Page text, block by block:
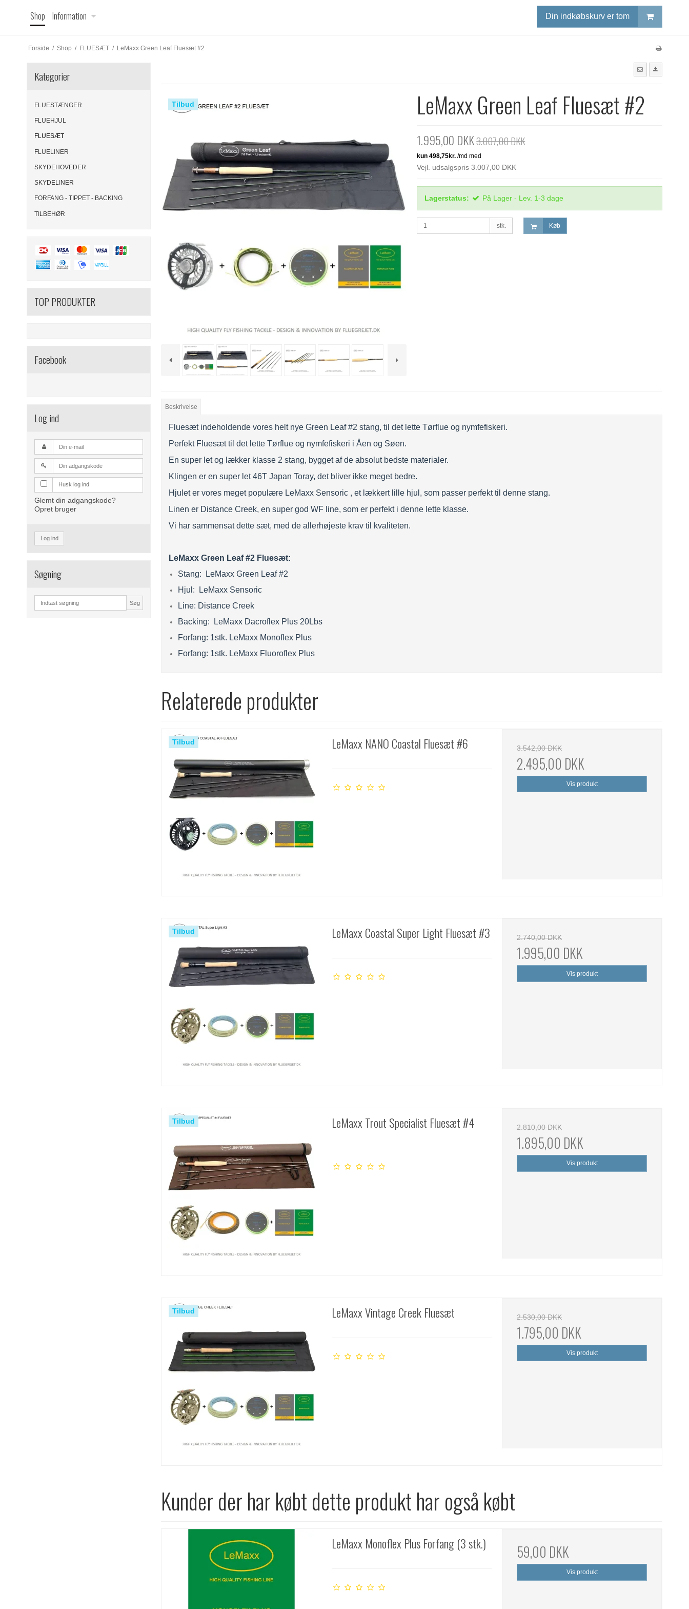
Shop Information Din indkøbskurv er tom
Forside / Shop / FLUESÆT / LeMaxx Green Leaf Fluesæt #2
Kategorier
FLUESTÆNGER
FLUEHJUL
FLUESÆT
FLUELINER
SKYDEHOVEDER
SKYDELINER
FORFANG - TIPPET - BACKING
TILBEHØR
TOP PRODUKTER
Facebook
Log ind
Husk log ind
Glemt din adgangskode?
Opret bruger
Log ind
Søgning
Søg
Tilbud LeMaxx Green Leaf Fluesæt #2
1.995,00 DKK3.007,00 DKK
Vejl. udsalgspris 3.007,00 DKK
Lagerstatus: På Lager - Lev. 1-3 dage
stk. Køb
Beskrivelse
Fluesæt indeholdende vores helt nye Green Leaf #2 stang, til det lette Tørflue og nymfefiskeri.
Perfekt Fluesæt til det lette Tørflue og nymfefiskeri i Åen og Søen.
En super let og lækker klasse 2 stang, bygget af de absolut bedste materialer.
Klingen er en super let 46T Japan Toray, det bliver ikke meget bedre.
Hjulet er vores meget populære LeMaxx Sensoric , et lækkert lille hjul, som passer perfekt til denne stang.
Linen er Distance Creek, en super god WF line, som er perfekt i denne lette klasse.
Vi har sammensat dette sæt, med de allerhøjeste krav til kvaliteten.
LeMaxx Green Leaf #2 Fluesæt:
Stang: LeMaxx Green Leaf #2
Hjul: LeMaxx Sensoric
Line: Distance Creek
Backing: LeMaxx Dacroflex Plus 20Lbs
Forfang: 1stk. LeMaxx Monoflex Plus
Forfang: 1stk. LeMaxx Fluoroflex Plus
Relaterede produkter
Tilbud LeMaxx NANO Coastal Fluesæt #6 3.542,00 DKK
2.495,00 DKK
Vis produkt
Tilbud LeMaxx Coastal Super Light Fluesæt #3 2.740,00 DKK
1.995,00 DKK
Vis produkt
Tilbud LeMaxx Trout Specialist Fluesæt #4 2.810,00 DKK
1.895,00 DKK
Vis produkt
Tilbud LeMaxx Vintage Creek Fluesæt 2.530,00 DKK
1.795,00 DKK
Vis produkt
Kunder der har købt dette produkt har også købt
LeMaxx Monoflex Plus Forfang (3 stk.) 59,00 DKK
Vis produkt